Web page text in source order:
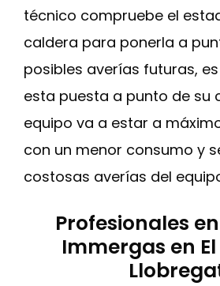
técnico compruebe el
caldera para ponerla a
posibles averías futuras,
esta puesta a punto de su
equipo va a estar a
con un menor consumo y
costosas averías del
Profesionales
Immergas en